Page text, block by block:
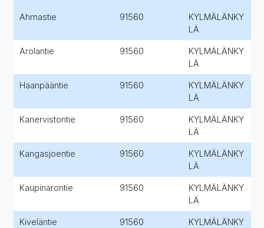
Ahmastie 91560
KYLMÄLÄNKY
LÄ
Arolantie 91560
KYLMÄLÄNKY
LÄ
Haanpääntie 91560
KYLMÄLÄNKY
LÄ
Kanervistontie 91560
KYLMÄLÄNKY
LÄ
Kangasjoentie 91560
KYLMÄLÄNKY
LÄ
Kaupinarontie 91560
KYLMÄLÄNKY
LÄ
Kiveläntie 91560 KYLMÄLÄNKY